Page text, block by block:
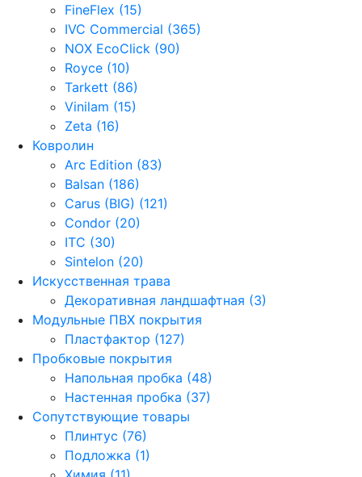
FineFlex (15)
IVC Commercial (365)
NOX EcoClick (90)
Royce (10)
Tarkett (86)
Vinilam (15)
Zeta (16)
Ковролин
Arc Edition (83)
Balsan (186)
Carus (BIG) (121)
Condor (20)
ITC (30)
Sintelon (20)
Искусственная трава
Декоративная ландшафтная (3)
Модульные ПВХ покрытия
Пластфактор (127)
Пробковые покрытия
Напольная пробка (48)
Настенная пробка (37)
Сопутствующие товары
Плинтус (76)
Подложка (1)